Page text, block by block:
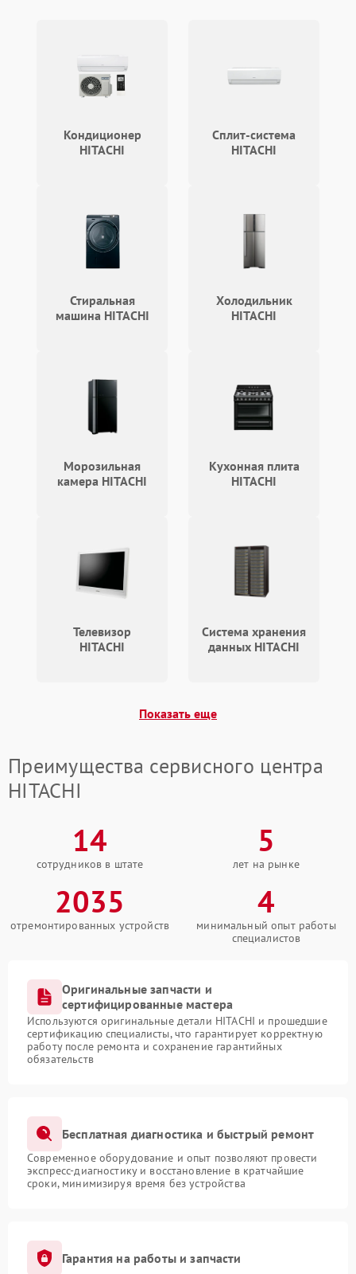
Зависает программа
Ошибка на дисплее Подробнее →
Кондиционер
HITACHI
Сплит-система
HITACHI
Стиральная
машина HITACHI
Холодильник
HITACHI
Морозильная
камера HITACHI
Кухонная плита
HITACHI
Телевизор
HITACHI
Система хранения
данных HITACHI
Показать еще
Преимущества сервисного центра
HITACHI
14
сотрудников в штате
5
лет на рынке
2035
отремонтированных устройств
4
минимальный опыт работы
специалистов
Оригинальные запчасти и
сертифицированные мастера
Используются оригинальные детали HITACHI и прошедшие
сертификацию специалисты, что гарантирует корректную
работу после ремонта и сохранение гарантийных
обязательств
Бесплатная диагностика и быстрый ремонт
Современное оборудование и опыт позволяют провести
экспресс-диагностику и восстановление в кратчайшие
сроки, минимизируя время без устройства
Гарантия на работы и запчасти